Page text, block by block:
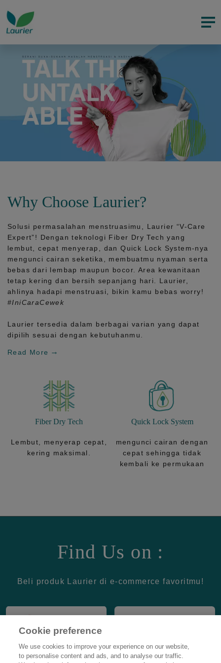
Why Choose Laurier?
Solusi permasalahan menstruasimu, Laurier “V-Care
Expert”! Dengan teknologi Fiber Dry Tech yang
lembut, cepat menyerap, danQuick Lock System-nya
mengunci cairan seketika, membuatmu nyaman serta
bebas dari lembap maupun bocor. Area kewanitaan
tetap kering dan bersih sepanjang hari.
Laurier,
ahlinya hadapi menstruasi, bikin kamu bebas worry!
#IniCaraCewek
Laurier tersedia dalam berbagai varian yang dapat
dipilih sesuai dengan kebutuhanmu.
Read More
Fiber Dry Tech
Lembut, menyerap cepat,
kering maksimal.
Quick Lock System
mengunci cairan dengan
cepat sehingga tidak
kembali ke permukaan
Find Us on :
Beli produk Laurier di e-commerce favoritmu!
Cookie preference
We use cookies to improve your experience on our website,
to personalise content and ads, and to analyse our traffic.